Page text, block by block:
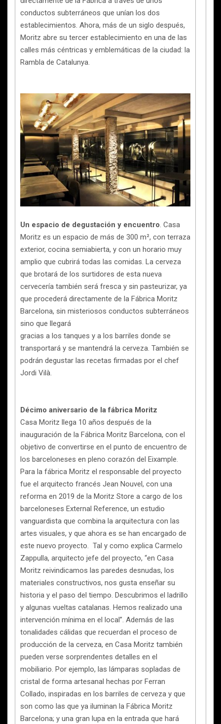
conductos subterráneos que unían los dos
establecimientos. Ahora, más de un siglo después,
Moritz abre su tercer establecimiento en una de las
calles más céntricas y emblemáticas de la ciudad: la
Rambla de Catalunya.
Un espacio de degustación y encuentro. Casa
Moritz es un espacio de más de 300 m², con terraza
exterior, cocina semiabierta, y con un horario muy
amplio que cubrirá todas las comidas. La cerveza
que brotará de los surtidores de esta nueva
cervecería también será fresca y sin pasteurizar, ya
que procederá directamente de la Fábrica Moritz
Barcelona, ​​sin misteriosos conductos subterráneos
sino que llegará
gracias a los tanques y a los barriles donde se
transportará y se mantendrá la cerveza. También se
podrán degustar las recetas firmadas por el chef
Jordi Vilà.
Décimo aniversario de la fábrica Moritz
Casa Moritz llega 10 años después de la
inauguración de la Fábrica Moritz Barcelona, ​​con el
objetivo de convertirse en el punto de encuentro de
los barceloneses en pleno corazón del Eixample.
Para la fábrica Moritz el responsable del proyecto
fue el arquitecto francés Jean Nouvel, con una
reforma en 2019 de la Moritz Store a cargo de los
barceloneses External Reference, un estudio
vanguardista que combina la arquitectura con las
artes visuales, y que ahora es se han encargado de
este nuevo proyecto. Tal y como explica Carmelo
Zappulla, arquitecto jefe del proyecto, “en Casa
Moritz reivindicamos las paredes desnudas, los
materiales constructivos, nos gusta enseñar su
historia y el paso del tiempo. Descubrimos el ladrillo
y algunas vueltas catalanas. Hemos realizado una
intervención mínima en el local”. Además de las
tonalidades cálidas que recuerdan el proceso de
producción de la cerveza, en Casa Moritz también
pueden verse sorprendentes detalles en el
mobiliario. Por ejemplo, las lámparas sopladas de
cristal de forma artesanal hechas por Ferran
Collado, inspiradas en los barriles de cerveza y que
son como las que ya iluminan la Fábrica Moritz
Barcelona; y una gran lupa en la entrada que hará